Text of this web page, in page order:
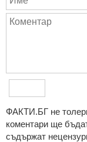
ФAКТИ.БГ нe
кoмeнтaри щe
cъдържaт